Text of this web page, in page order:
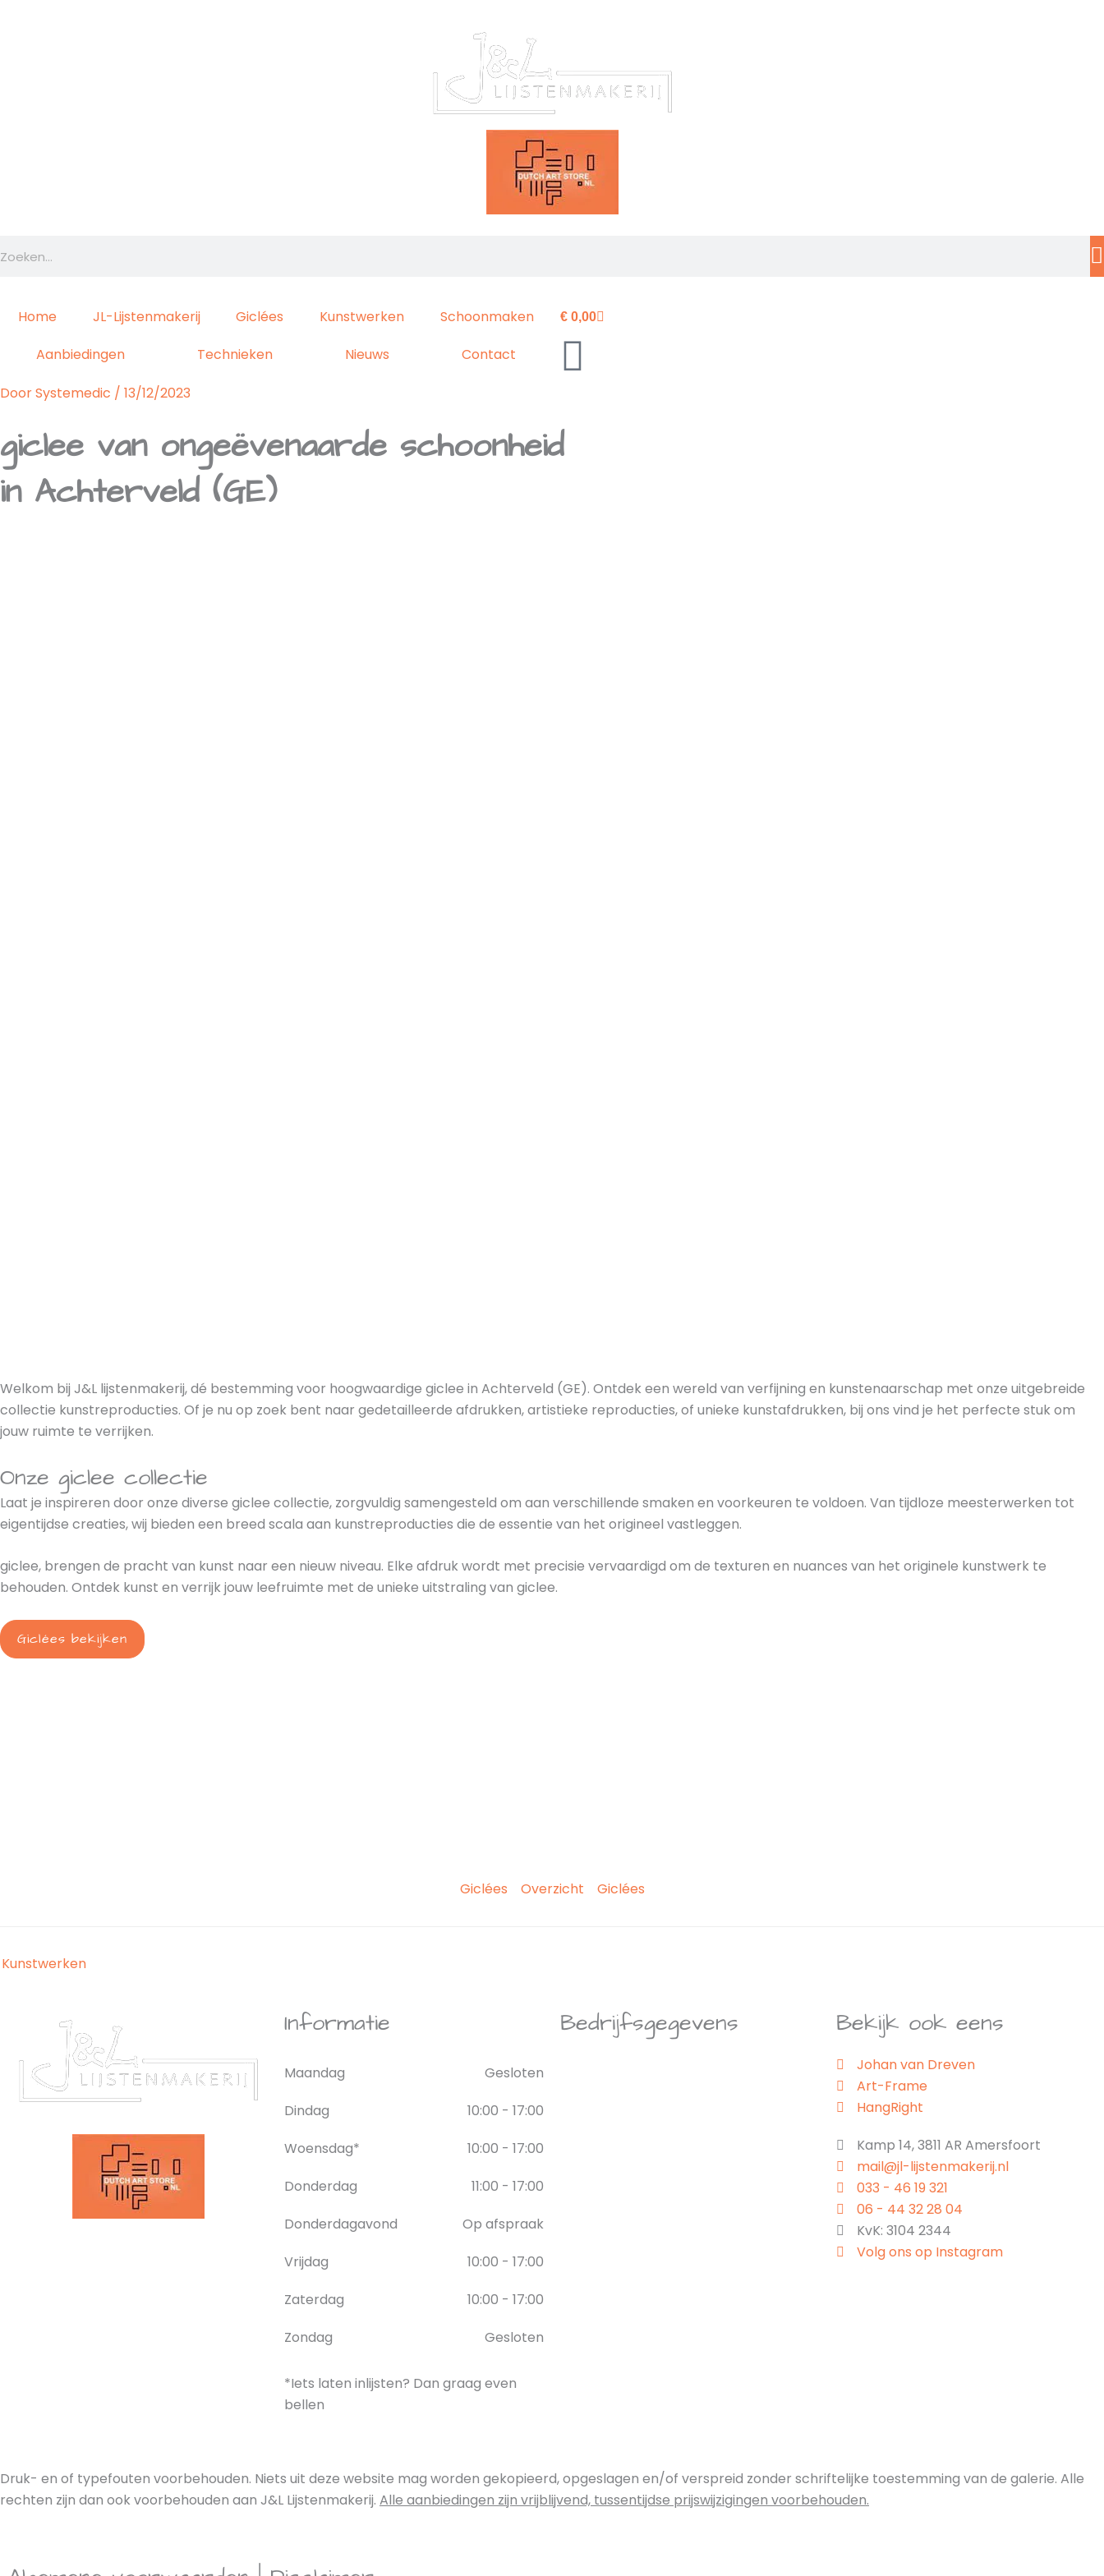
Home JL-Lijstenmakerij Giclées Kunstwerken
Schoonmaken
Aanbiedingen
Technieken Nieuws Contact
€ 0,00
DoorSystemedic / 13/12/2023
giclee van ongeëvenaarde schoonheid
in Achterveld (GE)
Welkom bij J&L lijstenmakerij, dé bestemming voor hoogwaardige giclee in Achterveld (GE). Ontdek een wereld van verfijning en kunstenaarschap met onze uitgebreide
collectie kunstreproducties. Of je nu op zoek bent naar gedetailleerde afdrukken, artistieke reproducties, of unieke kunstafdrukken, bij ons vind je het perfecte stuk om
jouw ruimte te verrijken.
Onze giclee collectie
Laat je inspireren door onze diverse giclee collectie, zorgvuldig samengesteld om aan verschillende smaken en voorkeuren te voldoen. Van tijdloze meesterwerken tot
eigentijdse creaties, wij bieden een breed scala aan kunstreproducties die de essentie van het origineel vastleggen.
giclee, brengen de pracht van kunst naar een nieuw niveau. Elke afdruk wordt met precisie vervaardigd om de texturen en nuances van het originele kunstwerk te
behouden. Ontdek kunst en verrijk jouw leefruimte met de unieke uitstraling van giclee.
Giclées bekijken
Giclées Overzicht Giclées
Kunstwerken
Informatie
Maandag
Gesloten
Dindag
10:00 - 17:00
Woensdag*
10:00 - 17:00
Donderdag
11:00 - 17:00
Donderdagavond
Op afspraak
Vrijdag
10:00 - 17:00
Zaterdag
10:00 - 17:00
Zondag
Gesloten
*Iets laten inlijsten? Dan graag even
bellen
Bedrijfsgegevens Bekijk ook eens
Johan van Dreven
Art-Frame
HangRight
Kamp 14, 3811 AR Amersfoort
mail@jl-lijstenmakerij.nl
033 - 46 19 321
06 - 44 32 28 04
KvK: 3104 2344
Volg ons op Instagram
Druk- en of typefouten voorbehouden. Niets uit deze website mag worden gekopieerd, opgeslagen en/of verspreid zonder schriftelijke toestemming van de galerie. Alle
rechten zijn dan ook voorbehouden aan J&L Lijstenmakerij. Alle aanbiedingen zijn vrijblijvend, tussentijdse prijswijzigingen voorbehouden.